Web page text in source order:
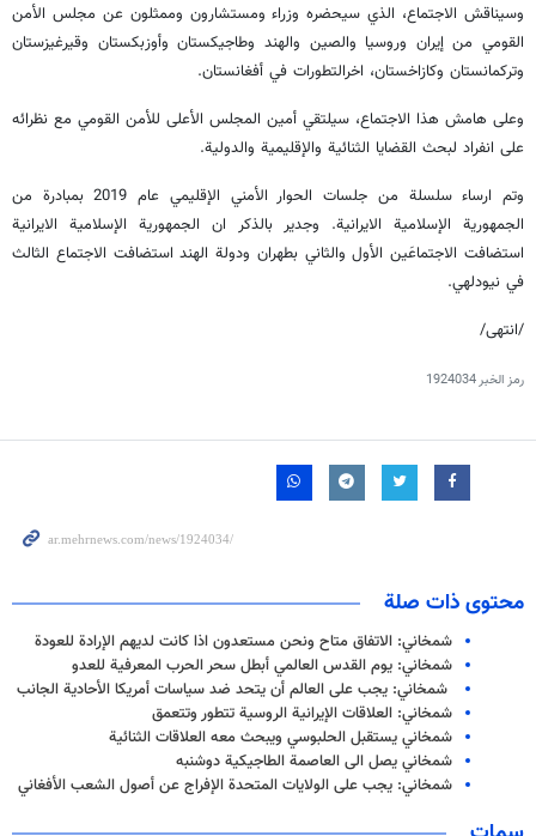
وسيناقش الاجتماع، الذي سيحضره وزراء ومستشارون وممثلون عن مجلس الأمن
القومي من إيران وروسيا والصين والهند وطاجيكستان وأوزبكستان وقيرغيزستان
وتركمانستان وكازاخستان، اخرالتطورات في أفغانستان.
وعلى هامش هذا الاجتماع، سيلتقي أمين المجلس الأعلى للأمن القومي مع نظرائه
على انفراد لبحث القضايا الثنائية والإقليمية والدولية.
وتم ارساء سلسلة من جلسات الحوار الأمني الإقليمي عام 2019 بمبادرة من
الجمهورية الإسلامية الايرانية. وجدير بالذكر ان الجمهورية الإسلامية الايرانية
استضافت الاجتماعَين الأول والثاني بطهران ودولة الهند استضافت الاجتماع الثالث
في نيودلهي.
/انتهى/
رمز الخبر1924034
محتوى ذات صلة
شمخاني: الاتفاق متاح ونحن مستعدون اذا كانت لديهم الإرادة للعودة
شمخاني: يوم القدس العالمي أبطل سحر الحرب المعرفية للعدو
شمخاني: يجب على العالم أن يتحد ضد سياسات أمريكا الأحادية الجانب
شمخاني: العلاقات الإيرانية الروسية تتطور وتتعمق
شمخاني يستقبل الحلبوسي ويبحث معه العلاقات الثنائية
شمخاني يصل الى العاصمة الطاجيكية دوشنبه
شمخاني: يجب على الولايات المتحدة الإفراج عن أصول الشعب الأفغاني